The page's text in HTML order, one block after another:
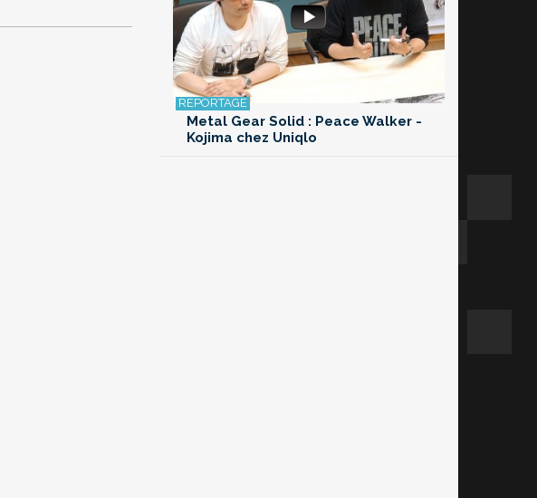
Metal Gear Solid : Peace Walker -
Kojima chez Uniqlo